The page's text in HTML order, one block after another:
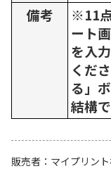
備考
※11
ート
を入
くだ
る」
結構で
販売者
マイプリン